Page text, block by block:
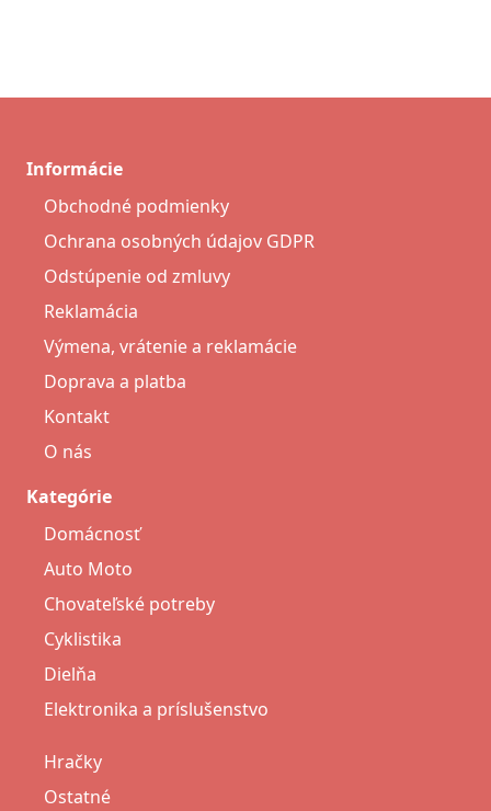
Informácie
Obchodné podmienky
Ochrana osobných údajov GDPR
Odstúpenie od zmluvy
Reklamácia
Výmena, vrátenie a reklamácie
Doprava a platba
Kontakt
O nás
Kategórie
Domácnosť
Auto Moto
Chovateľské potreby
Cyklistika
Dielňa
Elektronika a príslušenstvo
Hračky
Ostatné